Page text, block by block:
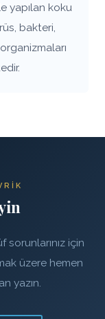
yapılan koku
bakteri,
için
üzere hemen
yazın.